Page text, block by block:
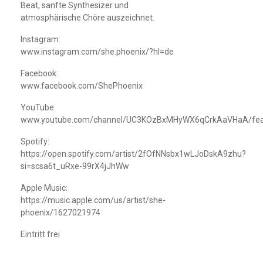
Beat, sanfte Synthesizer und
atmosphärische Chöre auszeichnet.
Instagram:
www.instagram.com/she.phoenix/?hl=de
Facebook:
www.facebook.com/ShePhoenix
YouTube:
www.youtube.com/channel/UC3KOzBxMHyWX6qCrkAaVHaA/
Spotify:
https://open.spotify.com/artist/2fOfNNsbx1wLJoDskA9zhu?
si=scsa6t_uRxe-99rX4jJhWw
Apple Music:
https://music.apple.com/us/artist/she-
phoenix/1627021974
Eintritt frei